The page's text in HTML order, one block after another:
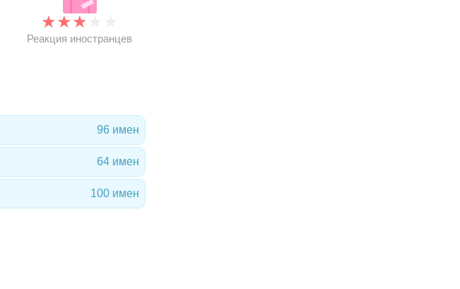
★★★
Реакция иностранцев
96 имен
64 имен
100 имен